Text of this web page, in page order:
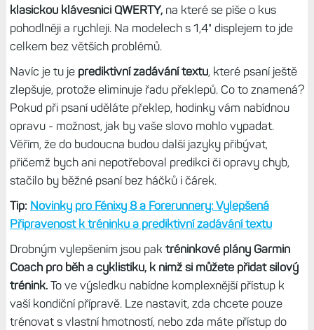
klasickou klávesnici QWERTY,na které se píše o kus
pohodlněji a rychleji. Na modelech s 1,4" displejem to jde
celkem bez větších problémů.
Navíc je tu je prediktivní zadávání textu, které psaní ještě
zlepšuje, protože eliminuje řadu překlepů. Co to znamená?
Pokud při psaní uděláte překlep, hodinky vám nabídnou
opravu - možnost, jak by vaše slovo mohlo vypadat.
Věřím, že do budoucna budou další jazyky přibývat,
přičemž bych ani nepotřeboval predikci či opravy chyb,
stačilo by běžné psaní bez háčků i čárek.
Tip: Novinky pro Fénixy 8 a Forerunnery: Vylepšená
Připravenost k tréninku a prediktivní zadávání textu
Drobným vylepšením jsou pak tréninkové plány Garmin
Coach pro běh a cyklistiku, k nimž si můžete přidat silový
trénink. To ve výsledku nabídne komplexnější přístup k
vaší kondiční přípravě. Lze nastavit, zda chcete pouze
trénovat s vlastní hmotností, nebo zda máte přístup do